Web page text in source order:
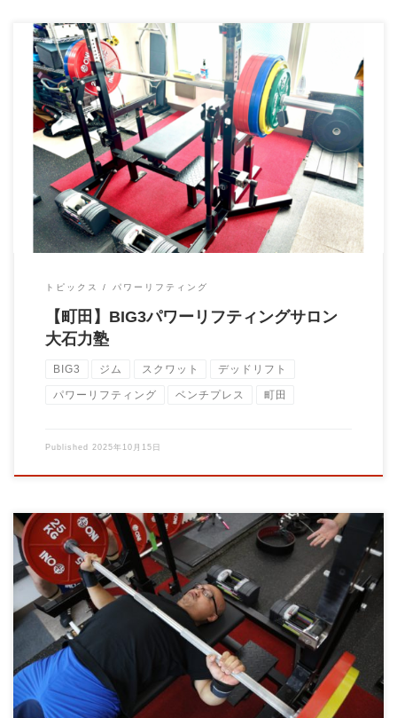
町田のBIG3パワーリフティングクサロン大石力塾「大石力塾
（おおいしちからじゅく）」 当ジムは、現役 […]
トピックス パワーリフティング
【町田】BIG3パワーリフティングサロン
大石力塾
BIG3 ジム スクワット デッドリフト
パワーリフティング ベンチプレス 町田
Published 2025年10月15日
こんにちは、パーソナルトレーニングジムBrainオーナーの大石
です。 今日は、私が最近書いた有料no […]